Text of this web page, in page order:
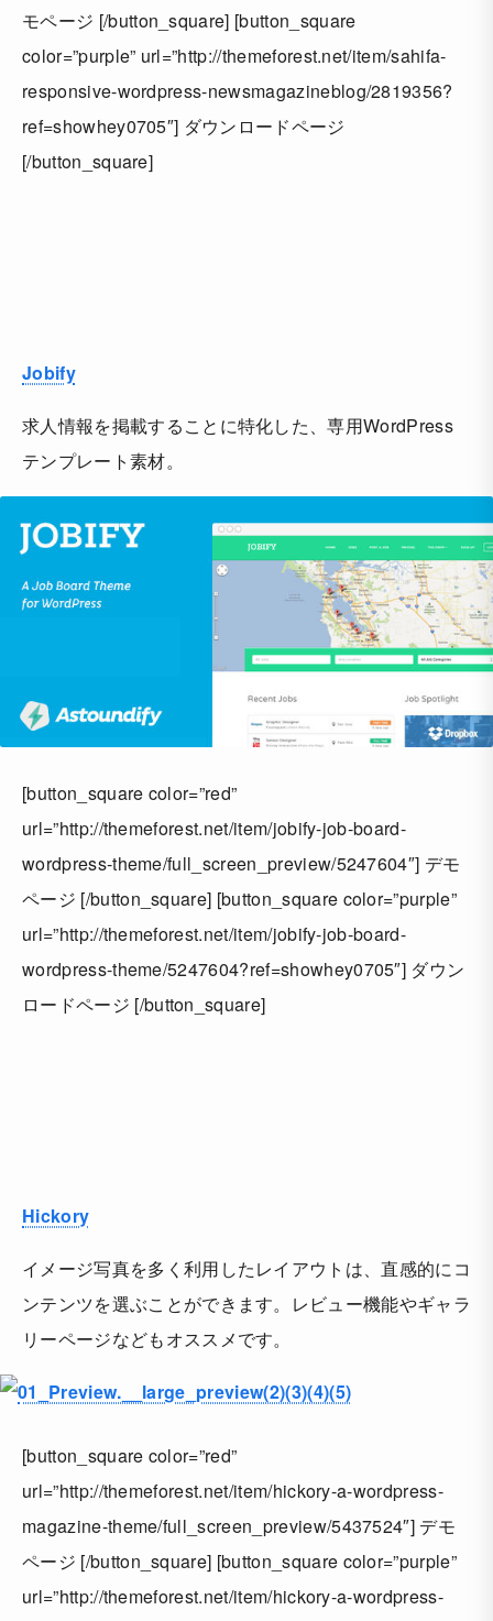
モページ [/button_square] [button_square
color=”purple” url=”http://themeforest.net/item/sahifa-
responsive-wordpress-newsmagazineblog/2819356?
ref=showhey0705″] ダウンロードページ
[/button_square]
Jobify
求人情報を掲載することに特化した、専用WordPress
テンプレート素材。
[button_square color=”red”
url=”http://themeforest.net/item/jobify-job-board-
wordpress-theme/full_screen_preview/5247604″] デモ
ページ [/button_square] [button_square color=”purple”
url=”http://themeforest.net/item/jobify-job-board-
wordpress-theme/5247604?ref=showhey0705″] ダウン
ロードページ [/button_square]
Hickory
イメージ写真を多く利用したレイアウトは、直感的にコ
ンテンツを選ぶことができます。レビュー機能やギャラ
リーページなどもオススメです。
[button_square color=”red”
url=”http://themeforest.net/item/hickory-a-wordpress-
magazine-theme/full_screen_preview/5437524″] デモ
ページ [/button_square] [button_square color=”purple”
url=”http://themeforest.net/item/hickory-a-wordpress-